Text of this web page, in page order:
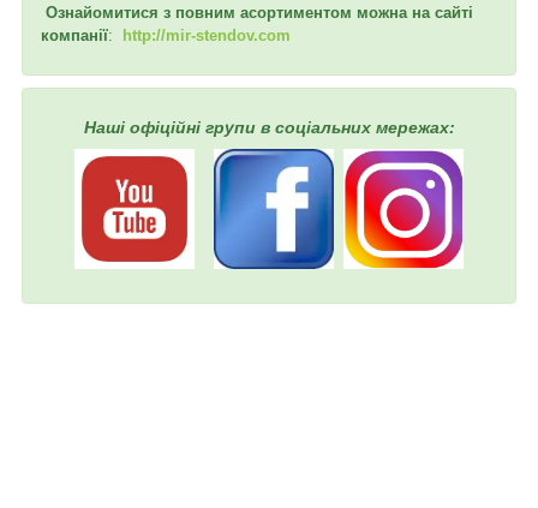
Ознайомитися з повним асортиментом можна на сайті
компанії: http://mir-stendov.com
Наші офіційні групи в соціальних мережах: